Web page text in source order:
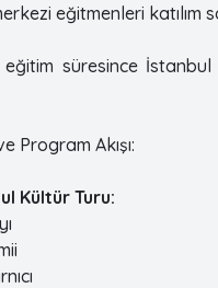
eğitmenleri katılım
eğitim süresince
Program Akışı:
Kültür Turu: